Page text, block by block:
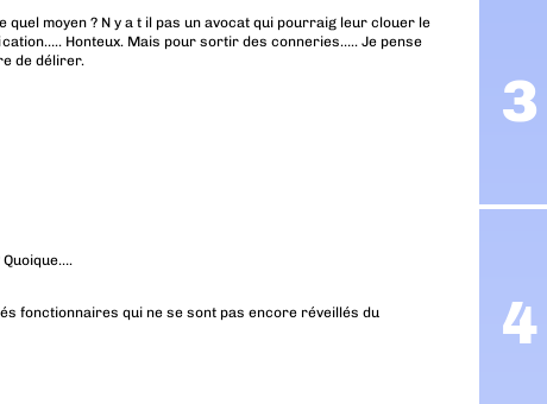
moyen ? N y a t il pas un avocat qui pourraig leur clouer le
Honteux. Mais pour sortir des conneries….. Je pense
de délirer.
Quoique….
fonctionnaires qui ne se sont pas encore réveillés du